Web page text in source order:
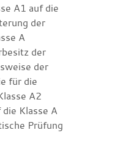
A1 auf die
der
A
der
der
für die
A2
Klasse A
Prüfung